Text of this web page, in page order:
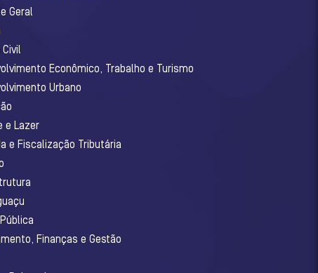
Geral
Econômico, Trabalho e Turismo
Urbano
e Lazer
e Fiscalização Tributária
Finanças e Gestão